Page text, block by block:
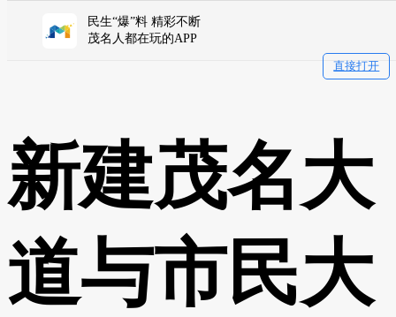
民生“爆”料 精彩不断
茂名人都在玩的APP
直接打开
新建茂名大
道与市民大